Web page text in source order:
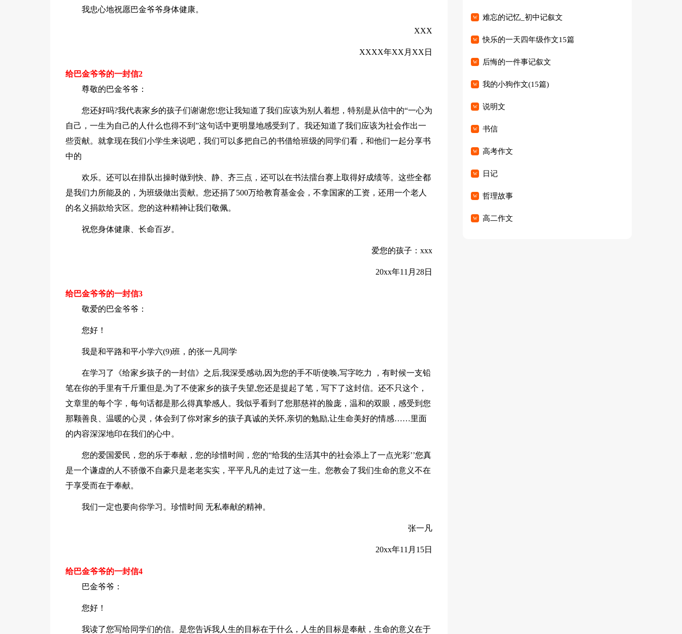
我忠心地祝愿巴金爷爷身体健康。
XXX
XXXX年XX月XX日
给巴金爷爷的一封信2
尊敬的巴金爷爷：
您还好吗?我代表家乡的孩子们谢谢您!您让我知道了我们应该为别人着想，特别是从信中的“一心为
自己，一生为自己的人什么也得不到”这句话中更明显地感受到了。我还知道了我们应该为社会作出一
些贡献。就拿现在我们小学生来说吧，我们可以多把自己的书借给班级的同学们看，和他们一起分享书
中的
欢乐。还可以在排队出操时做到快、静、齐三点，还可以在书法擂台赛上取得好成绩等。这些全都
是我们力所能及的，为班级做出贡献。您还捐了500万给教育基金会，不拿国家的工资，还用一个老人
的名义捐款给灾区。您的这种精神让我们敬佩。
祝您身体健康、长命百岁。
爱您的孩子：xxx
20xx年11月28日
给巴金爷爷的一封信3
敬爱的巴金爷爷：
您好！
我是和平路和平小学六(9)班，的张一凡同学
在学习了《给家乡孩子的一封信》之后,我深受感动,因为您的手不听使唤,写字吃力 ，有时候一支铅
笔在你的手里有千斤重但是,为了不使家乡的孩子失望,您还是提起了笔，写下了这封信。还不只这个，
文章里的每个字，每句话都是那么得真挚感人。我似乎看到了您那慈祥的脸庞，温和的双眼，感受到您
那颗善良、温暖的心灵，体会到了你对家乡的孩子真诚的关怀,亲切的勉励,让生命美好的情感……里面
的内容深深地印在我们的心中。
您的爱国爱民，您的乐于奉献，您的珍惜时间，您的“给我的生活其中的社会添上了一点光彩’’您真
是一个谦虚的人不骄傲不自豪只是老老实实，平平凡凡的走过了这一生。您教会了我们生命的意义不在
于享受而在于奉献。
我们一定也要向你学习。珍惜时间 无私奉献的精神。
张一凡
20xx年11月15日
给巴金爷爷的一封信4
巴金爷爷：
您好！
我读了您写给同学们的信。是您告诉我人生的目标在于什么，人生的目标是奉献，生命的意义在于
难忘的记忆_初中记叙文
快乐的一天四年级作文15篇
后悔的一件事记叙文
我的小狗作文(15篇)
说明文
书信
高考作文
日记
哲理故事
高二作文